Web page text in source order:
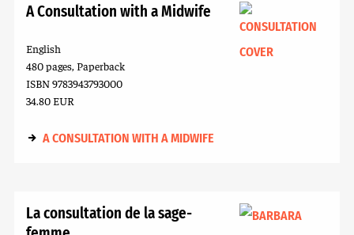
A Consultation with a Midwife
English
480 pages, Paperback
ISBN 9783943793000
34.80 EUR
A CONSULTATION WITH A MIDWIFE
La consultation de la sage-